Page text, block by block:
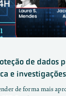
de dados
e investigações
de forma mais